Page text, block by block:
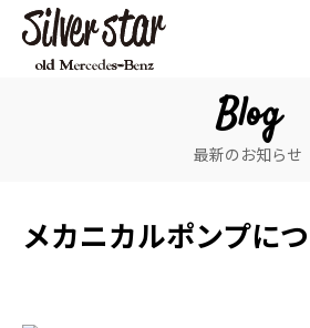
Blog
最新のお知らせ
メカニカルポンプに